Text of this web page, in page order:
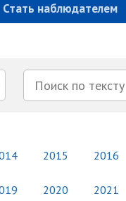
Стать наблюдателем
2015 2016
2020 2021